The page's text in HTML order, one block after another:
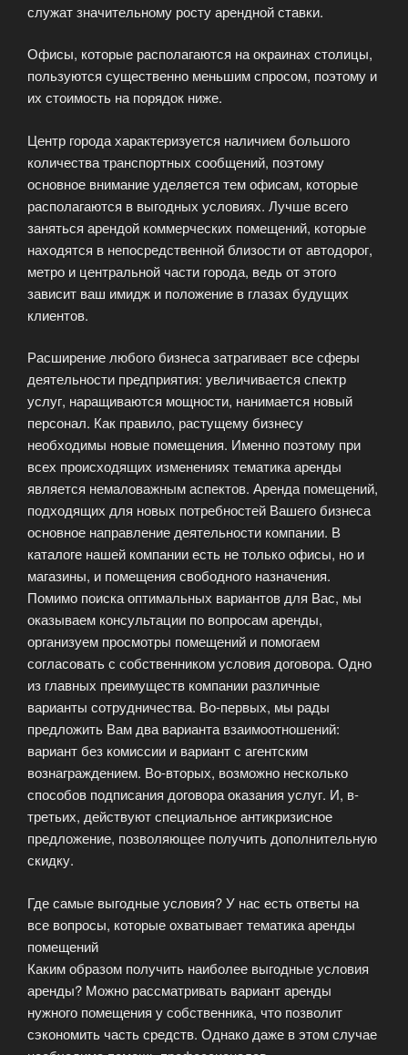
служат значительному росту арендной ставки.
Офисы, которые располагаются на окраинах столицы,
пользуются существенно меньшим спросом, поэтому и
их стоимость на порядок ниже.
Центр города характеризуется наличием большого
количества транспортных сообщений, поэтому
основное внимание уделяется тем офисам, которые
располагаются в выгодных условиях. Лучше всего
заняться арендой коммерческих помещений, которые
находятся в непосредственной близости от автодорог,
метро и центральной части города, ведь от этого
зависит ваш имидж и положение в глазах будущих
клиентов.
Расширение любого бизнеса затрагивает все сферы
деятельности предприятия: увеличивается спектр
услуг, наращиваются мощности, нанимается новый
персонал. Как правило, растущему бизнесу
необходимы новые помещения. Именно поэтому при
всех происходящих изменениях тематика аренды
является немаловажным аспектов. Аренда помещений,
подходящих для новых потребностей Вашего бизнеса
основное направление деятельности компании. В
каталоге нашей компании есть не только офисы, но и
магазины, и помещения свободного назначения.
Помимо поиска оптимальных вариантов для Вас, мы
оказываем консультации по вопросам аренды,
организуем просмотры помещений и помогаем
согласовать с собственником условия договора. Одно
из главных преимуществ компании различные
варианты сотрудничества. Во-первых, мы рады
предложить Вам два варианта взаимоотношений:
вариант без комиссии и вариант с агентским
вознаграждением. Во-вторых, возможно несколько
способов подписания договора оказания услуг. И, в-
третьих, действуют специальное антикризисное
предложение, позволяющее получить дополнительную
скидку.
Где самые выгодные условия? У нас есть ответы на
все вопросы, которые охватывает тематика аренды
помещений
Каким образом получить наиболее выгодные условия
аренды? Можно рассматривать вариант аренды
нужного помещения у собственника, что позволит
сэкономить часть средств. Однако даже в этом случае